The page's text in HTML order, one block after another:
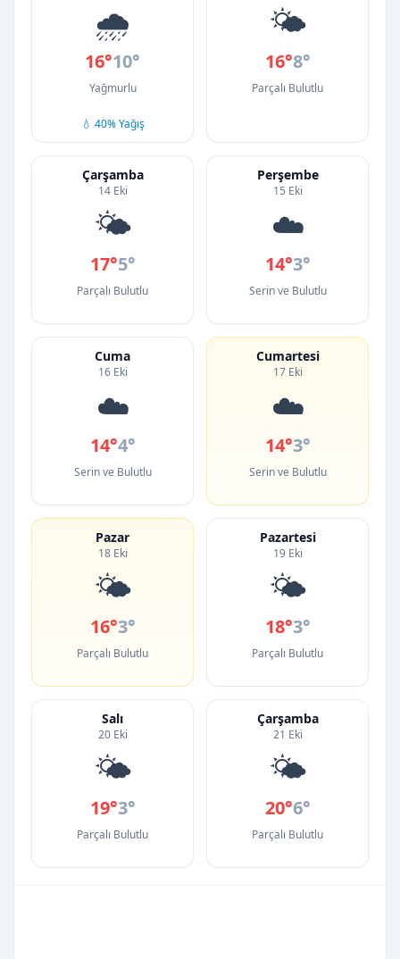
🌧️
16°10°
Yağmurlu
💧 40% Yağış
🌤️
16°8°
Parçalı Bulutlu
Çarşamba
14 Eki
🌤️
17°5°
Parçalı Bulutlu
Perşembe
15 Eki
☁️
14°3°
Serin ve Bulutlu
Cuma
16 Eki
☁️
14°4°
Serin ve Bulutlu
Cumartesi
17 Eki
☁️
14°3°
Serin ve Bulutlu
Pazar
18 Eki
🌤️
16°3°
Parçalı Bulutlu
Pazartesi
19 Eki
🌤️
18°3°
Parçalı Bulutlu
Salı
20 Eki
🌤️
19°3°
Parçalı Bulutlu
Çarşamba
21 Eki
🌤️
20°6°
Parçalı Bulutlu